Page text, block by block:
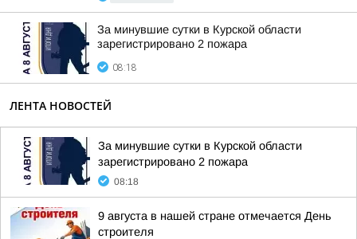
За минувшие сутки в Курской области
зарегистрировано 2 пожара
08:18
ЛЕНТА НОВОСТЕЙ
За минувшие сутки в Курской области
зарегистрировано 2 пожара
08:18
9 августа в нашей стране отмечается День
строителя